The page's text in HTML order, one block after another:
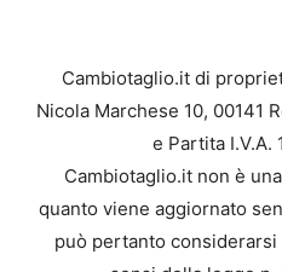
Cambiotaglio.it di
Nicola Marchese 10, 00141
e Partita I.V.A.
Cambiotaglio.it non è
quanto viene aggiornato
può pertanto